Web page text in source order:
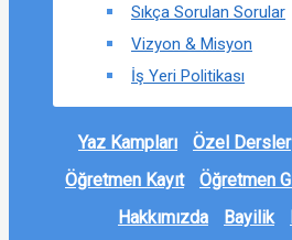
Sıkça Sorulan Sorular
Vizyon & Misyon
İş Yeri Politikası
Yaz Kampları Özel Dersler
Öğretmen Kayıt
Öğretmen
Hakkımızda
Bayilik